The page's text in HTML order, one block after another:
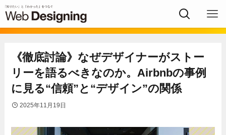
《徹底討論》なぜデザイナーがストー
リーを語るべきなのか。Airbnbの事例
に見る“信頼”と“デザイン”の関係
2025年11月19日